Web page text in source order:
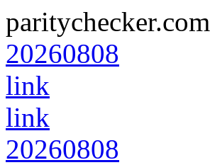
paritychecker.com
20260808
link
link
20260808